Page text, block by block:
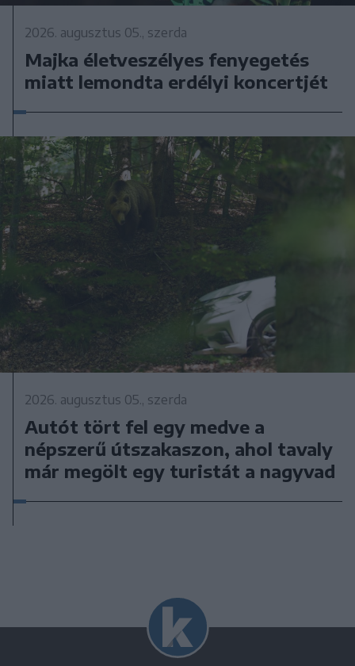
2026. augusztus 05., szerda
Majka életveszélyes fenyegetés
miatt lemondta erdélyi koncertjét
2026. augusztus 05., szerda
Autót tört fel egy medve a
népszerű útszakaszon, ahol tavaly
már megölt egy turistát a nagyvad